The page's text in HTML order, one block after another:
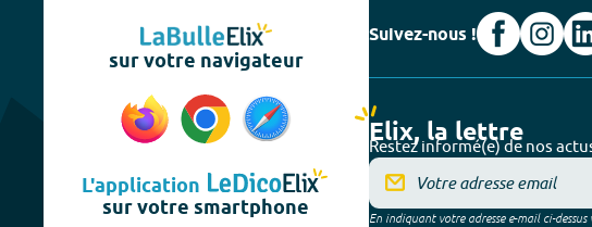
sur votre navigateur
L'application
sur votre smartphone
Suivez-nous !
Elix, la lettre
Restez informé(e) de nos
En indiquant votre adresse e-mail ci-